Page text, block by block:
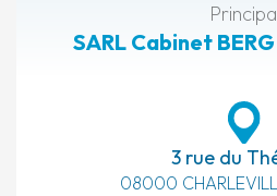
SARL Cabinet
3 rue du
08000